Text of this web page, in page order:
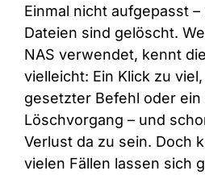
Einmal nicht aufgepasst
Dateien sind gelöscht.
NAS verwendet, kennt
vielleicht: Ein Klick zu
gesetzter Befehl oder
Löschvorgang – und
Verlust da zu sein. Doch
vielen Fällen lassen sich